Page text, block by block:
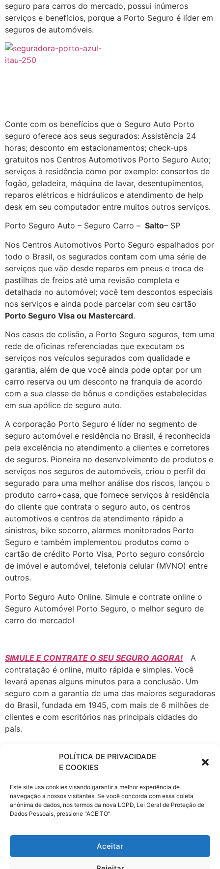
POLÍTICA DE PRIVACIDADE
E COOKIES
Este site usa cookies visando garantir a melhor experiência de
navegação a nossos visitantes. Se você concorda com essa coleta
anônima de dados, nos termos da nova LGPD, Lei Geral de Proteção de
Dados Pessoais, pressione "ACEITO"
Aceitar
seguro para carros do mercado, possui inúmeros
serviços e benefícios, porque a Porto Seguro é líder em
seguros de automóveis.
Conte com os benefícios que o Seguro Auto Porto
seguro oferece aos seus segurados: Assistência 24
horas; desconto em estacionamentos; check-ups
gratuitos nos Centros Automotivos Porto Seguro Auto;
serviços à residência como por exemplo: consertos de
fogão, geladeira, máquina de lavar, desentupimentos,
reparos elétricos e hidráulicos e atendimento de help
desk em seu computador entre muitos outros serviços.
Porto Seguro Auto – Seguro Carro – Salto– SP
Nos Centros Automotivos Porto Seguro espalhados por
todo o Brasil, os segurados contam com uma série de
serviços que vão desde reparos em pneus e troca de
pastilhas de freios até uma revisão completa e
detalhada no automóvel; você tem descontos especiais
nos serviços e ainda pode parcelar com seu cartão
Porto Seguro Visa ou Mastercard.
Nos casos de colisão, a Porto Seguro seguros, tem uma
rede de oficinas referenciadas que executam os
serviços nos veículos segurados com qualidade e
garantia, além de que você ainda pode optar por um
carro reserva ou um desconto na franquia de acordo
com a sua classe de bônus e condições estabelecidas
em sua apólice de seguro auto.
A corporação Porto Seguro é líder no segmento de
seguro automóvel e residência no Brasil, é reconhecida
pela excelência no atendimento a clientes e corretores
de seguros. Pioneira no desenvolvimento de produtos e
serviços nos seguros de automóveis, criou o perfil do
segurado para uma melhor análise dos riscos, lançou o
produto carro+casa, que fornece serviços à residência
do cliente que contrata o seguro auto, os centros
automotivos e centros de atendimento rápido a
sinistros, bike socorro, alarmes monitorados Porto
Seguro e também implementou produtos como o
cartão de crédito Porto Visa, Porto seguro consórcio
de imóvel e automóvel, telefonia celular (MVNO) entre
outros.
Porto Seguro Auto Online. Simule e contrate online o
Seguro Automóvel Porto Seguro, o melhor seguro de
carro do mercado!
SIMULE E CONTRATE O SEU SEGURO AGORA!
A
contratação é online, muito rápida e simples. Você
levará apenas alguns minutos para a conclusão. Um
seguro com a garantia de uma das maiores seguradoras
do Brasil, fundada em 1945, com mais de 6 milhões de
clientes e com escritórios nas principais cidades do
país.
Patrimoniais e de Pessoas, seguro Automóvel, Saúde
Empresarial, fiança locatícia, Patrimonial, Vida e
Transportes, Previdência, Consórcio de Imóveis e
Automóveis, Administração de Investimentos,
Financiamento, Capitalização e Cartão de Crédito,
Proteção e Monitoramento, Serviços a Condomínios e